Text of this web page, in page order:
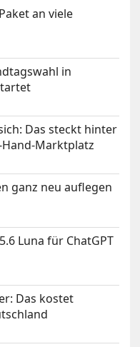
an viele
in
Das steckt hinter
Marktplatz
ganz neu auflegen
Luna für ChatGPT
Das kostet